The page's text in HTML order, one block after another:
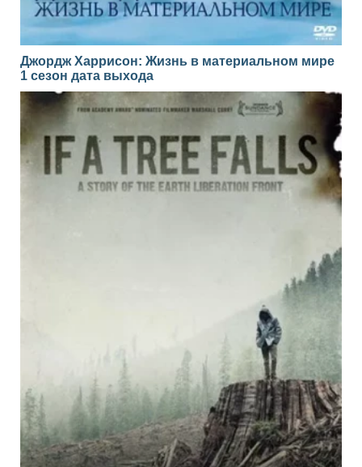
Джордж Харрисон: Жизнь в материальном мире
1 сезон дата выхода